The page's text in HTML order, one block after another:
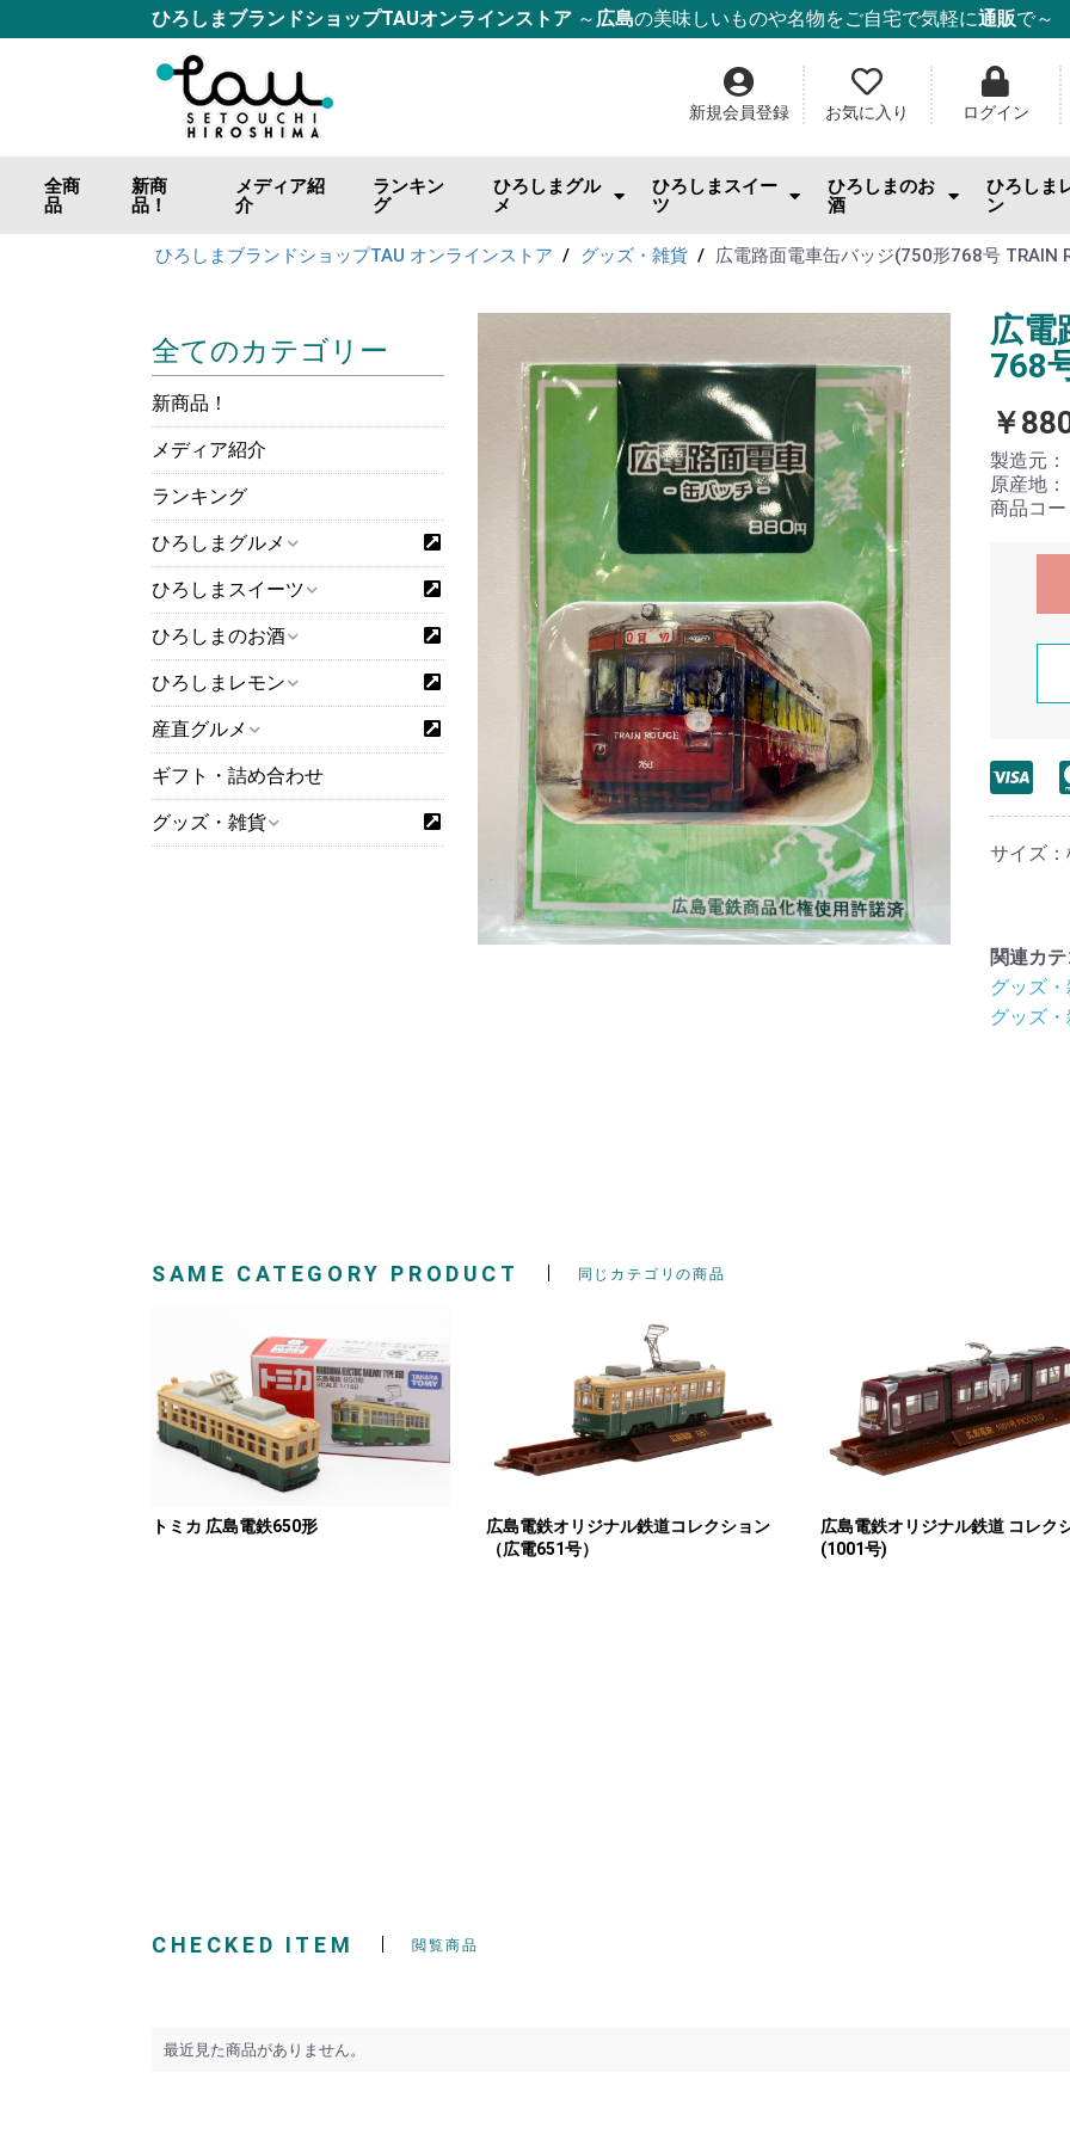
ひろしまブランドショップTAUオンラインストア ～ 広島の美味しいものや名物をご自宅で気軽に通販で～
新規会員登録 お気に入り ログイン
全商
品
新商
品！
メディア紹
介
ランキン
グ
ひろしまグル
メ
ごはんのお供
おつまみ・おやつ・珍味
調味料
海の幸
山の幸
肉の幸
カレー・麺・ご飯
お好み焼き
ジャム・はちみつ
飲料
ひろしまスイー
ツ
もみじ饅頭
ケーキ
チョコ・焼き菓子
和菓子
ゼリー
スナック・おやつ
その他スイーツ
ひろしまのお
酒
IWC2026「SAKE部門」出品酒
日本酒
ワイン
ウィスキー・スピリッツ
酎ハイ
ビール
果実酒・リキュール
焼酎
ひろしま
ン
ごはんの
スイーツ
調味料
ジャム
ドリンク
日用雑貨
ひろしまブランドショップTAU オンラインストア グッズ・雑貨 広電路面電車缶バッジ(750形768号 TRAIN
全てのカテゴリー
新商品！
メディア紹介
ランキング
ひろしまグルメ
ひろしまスイーツ
ひろしまのお酒
ひろしまレモン
産直グルメ
ギフト・詰め合わせ
グッズ・雑貨
広電
768
￥
製造元：
原産地：
商品コ
サイズ
関連カ
グッズ
グッズ
SAME CATEGORY PRODUCT 同じカテゴリの商品
トミカ 広島電鉄650形
広島電鉄オリジナル鉄道コレクション
（広電651号）
広島電鉄オリジナル鉄道 コレク
(1001号)
CHECKED ITEM 閲覧商品
最近見た商品がありません。